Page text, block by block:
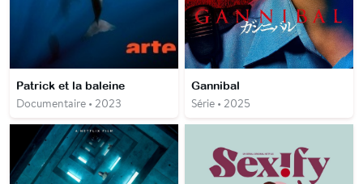
Patrick et la baleine
Documentaire • 2023
Gannibal
Série • 2025